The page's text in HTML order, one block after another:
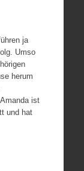
ja
Umso
herum
ist
und hat